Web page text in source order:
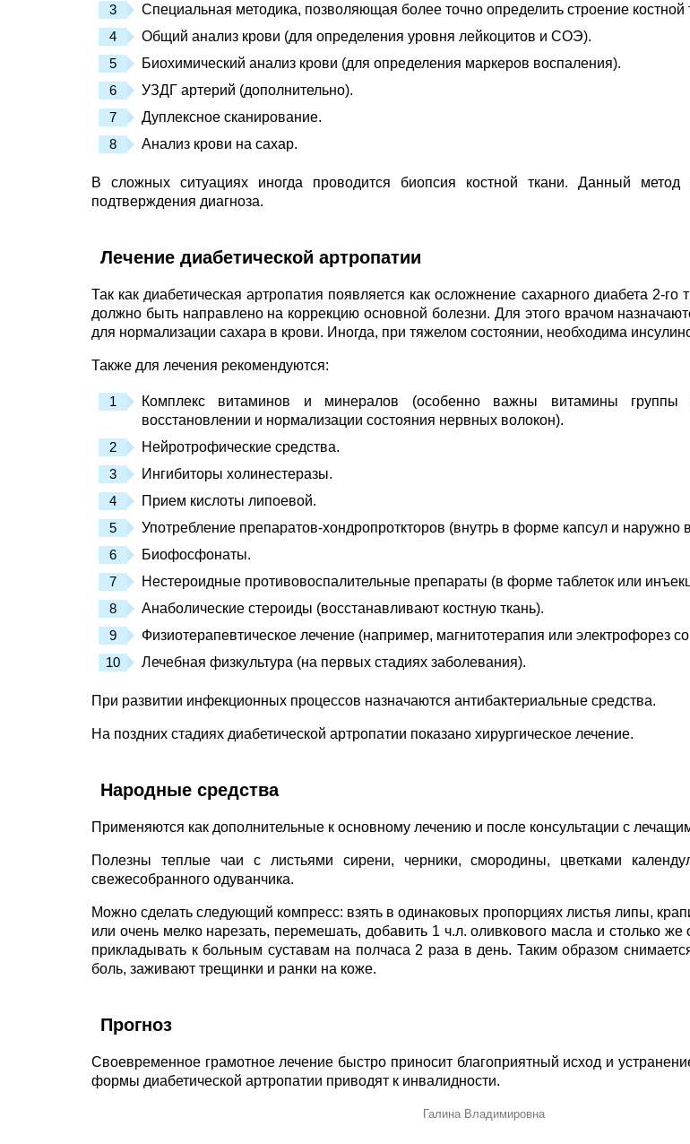
Специальная методика, позволяющая более точно определить строение
Общий анализ крови (для определения уровня лейкоцитов и СОЭ).
Биохимический анализ крови (для определения маркеров воспаления).
УЗДГ артерий (дополнительно).
Дуплексное сканирование.
Анализ крови на сахар.
В сложных ситуациях иногда проводится биопсия костной ткани. Данный
подтверждения диагноза.
Лечение диабетической артропатии
Так как диабетическая артропатия появляется как осложнение сахарного диабета 2-го
должно быть направлено на коррекцию основной болезни. Для этого врачом
для нормализации сахара в крови. Иногда, при тяжелом состоянии, необходима
Также для лечения рекомендуются:
Комплекс витаминов и минералов (особенно важны витамины
восстановлении и нормализации состояния нервных волокон).
Нейротрофические средства.
Ингибиторы холинестеразы.
Прием кислоты липоевой.
Употребление препаратов-хондропроткторов (внутрь в форме капсул и наружно
Биофосфонаты.
Нестероидные противовоспалительные препараты (в форме таблеток или
Анаболические стероиды (восстанавливают костную ткань).
Физиотерапевтическое лечение (например, магнитотерапия или электрофорез
Лечебная физкультура (на первых стадиях заболевания).
При развитии инфекционных процессов назначаются антибактериальные средства.
На поздних стадиях диабетической артропатии показано хирургическое лечение.
Народные средства
Применяются как дополнительные к основному лечению и после консультации с
Полезны теплые чаи с листьями сирени, черники, смородины, цветками
свежесобранного одуванчика.
Можно сделать следующий компресс: взять в одинаковых пропорциях листья липы,
или очень мелко нарезать, перемешать, добавить 1 ч.л. оливкового масла и столько
прикладывать к больным суставам на полчаса 2 раза в день. Таким образом
боль, заживают трещинки и ранки на коже.
Прогноз
Своевременное грамотное лечение быстро приносит благоприятный исход и
формы диабетической артропатии приводят к инвалидности.
Галина Владимировна